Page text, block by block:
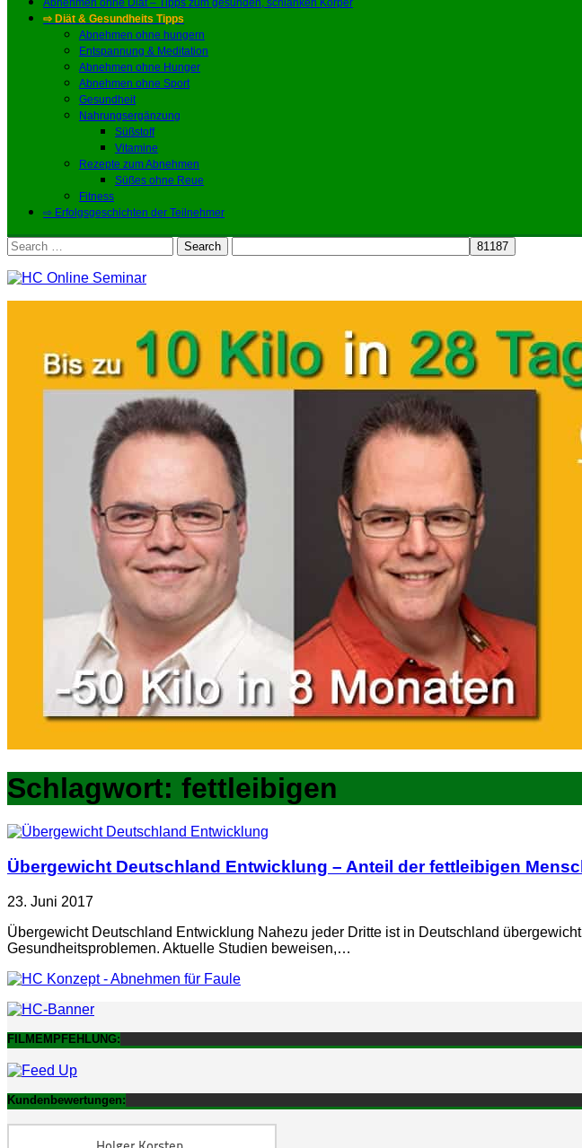
⇨ Diät & Gesundheits Tipps
Abnehmen ohne hungern
Entspannung & Meditation
Abnehmen ohne Hunger
Abnehmen ohne Sport
Gesundheit
Nahrungsergänzung
Süßstoff
Vitamine
Rezepte zum Abnehmen
Süßes ohne Reue
Fitness
⇨ Erfolgsgeschichten der Teilnehmer
Search
for:
Schlagwort: fettleibigen
Übergewicht Deutschland Entwicklung – Anteil der fettleibigen
23. Juni 2017
Übergewicht Deutschland Entwicklung Nahezu jeder Dritte ist in Deutschland
Gesundheitsproblemen. Aktuelle Studien beweisen,…
FILMEMPFEHLUNG:
Kundenbewertungen: